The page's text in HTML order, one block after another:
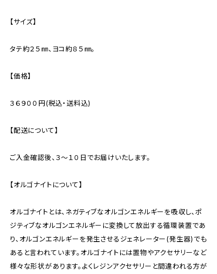
【サイズ】
タテ約２５㎜、ヨコ約８５㎜。
【価格】
３６９００円(税込・送料込)
【配送について】
ご入金確認後、３～１０日でお届けいたします。
【オルゴナイトについて】
オルゴナイトとは、ネガティブなオルゴンエネルギーを吸収し、ポ
ジティブなオルゴンエネルギーに変換して放出する循環装置であ
り、オルゴンエネルギーを発生させるジェネレーター(発生器)でも
あると言われています。オルゴナイトには置物やアクセサリーなど
様々な形状があります。よくレジンアクセサリーと間違われる方が